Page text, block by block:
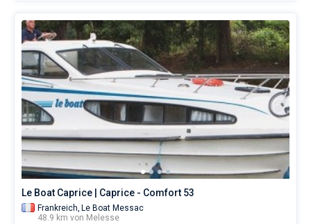
Le Boat Caprice | Caprice - Comfort 53
Frankreich, Le Boat Messac
48.9 km von Melesse